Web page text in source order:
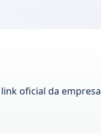
oficial da empresa